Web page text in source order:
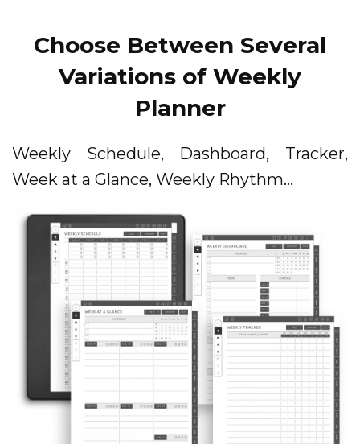
Choose Between Several
Variations of Weekly
Planner
Weekly Schedule, Dashboard, Tracker,
Week at a Glance, Weekly Rhythm...